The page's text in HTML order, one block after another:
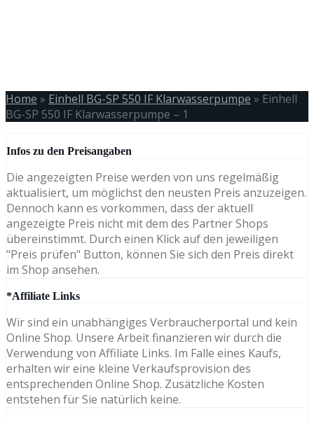
Home » Einhell BG-SP 550 IF Klarwasserpumpe » Einhell
BG-SP 550 IF Klarwasserpumpe – 1
Infos zu den Preisangaben
Die angezeigten Preise werden von uns regelmäßig
aktualisiert, um möglichst den neusten Preis anzuzeigen.
Dennoch kann es vorkommen, dass der aktuell
angezeigte Preis nicht mit dem des Partner Shops
übereinstimmt. Durch einen Klick auf den jeweiligen
"Preis prüfen" Button, können Sie sich den Preis direkt
im Shop ansehen.
*Affiliate Links
Wir sind ein unabhängiges Verbraucherportal und kein
Online Shop. Unsere Arbeit finanzieren wir durch die
Verwendung von Affiliate Links. Im Falle eines Kaufs,
erhalten wir eine kleine Verkaufsprovision des
entsprechenden Online Shop. Zusätzliche Kosten
entstehen für Sie natürlich keine.